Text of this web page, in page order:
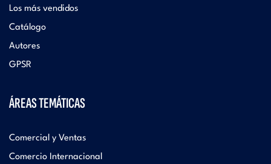
Los más vendidos
Catálogo
Autores
GPSR
ÁREAS TEMÁTICAS
Comercial y Ventas
Comercio Internacional